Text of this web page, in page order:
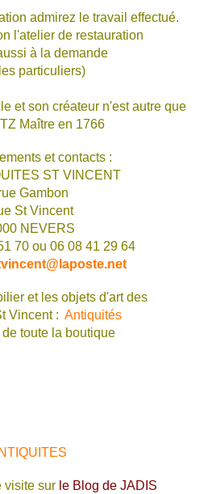
admirez le travail effectué.
l'atelier de restauration
à la demande
particuliers)
et son créateur n'est autre que
Maître en 1766
et contacts :
ST VINCENT
Gambon
St Vincent
NEVERS
70 ou 06 08 41 29 64
et les objets d'art des
Vincent : Antiquités
de toute la boutique
visite sur le Blog de JADIS